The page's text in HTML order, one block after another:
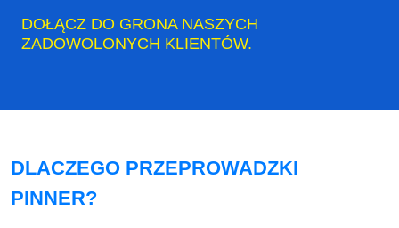
DOŁĄCZ DO GRONA NASZYCH
ZADOWOLONYCH KLIENTÓW.
DLACZEGO PRZEPROWADZKI
PINNER?